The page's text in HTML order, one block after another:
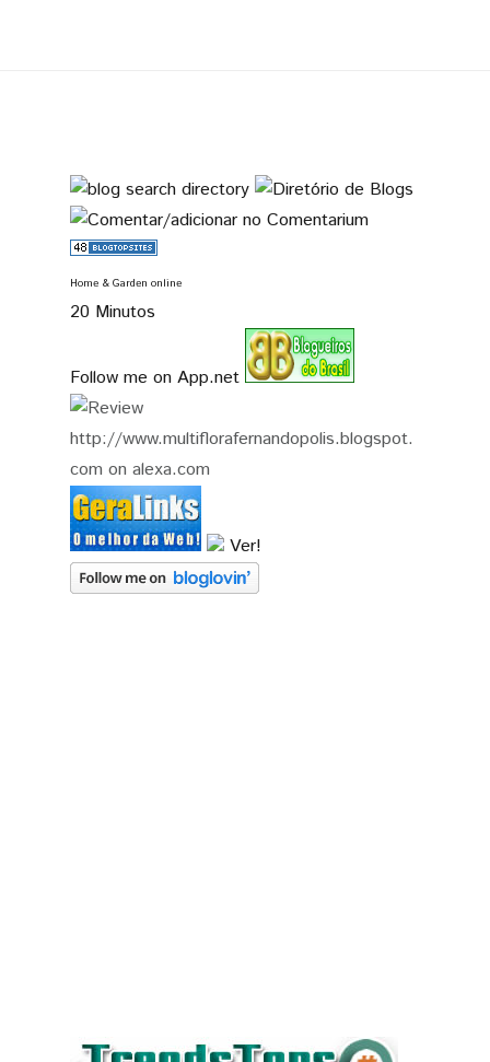
Home & Garden online
20 Minutos
Follow me on App.net
Ver!